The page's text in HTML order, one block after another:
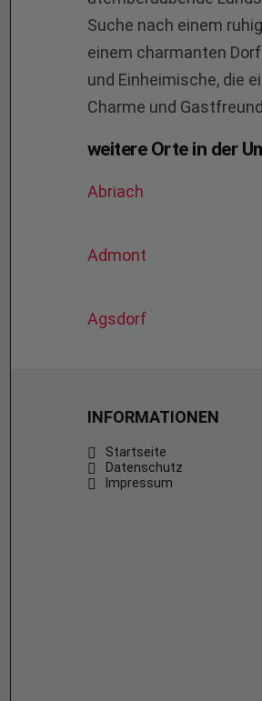
Suche nach einem
einem charmanten
und Einheimische, die
Charme und
weitere Orte in der
Abriach
Admont
Agsdorf
INFORMATIONEN
Startseite
Datenschutz
Impressum